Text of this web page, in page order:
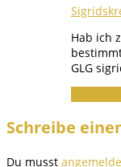
Hab ich
GLG
Schreibe
Du musst